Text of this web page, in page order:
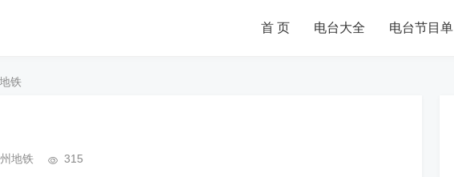
首 页 电台大全 电台节目单
铁
地铁 315